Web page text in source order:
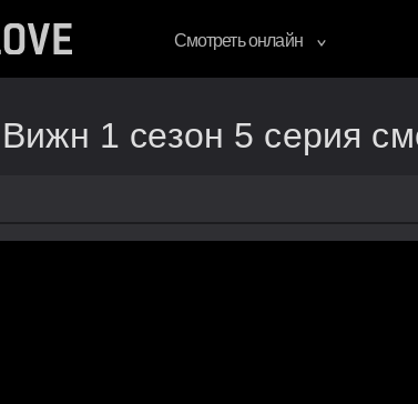
Смотреть онлайн
1 сезон 5 серия